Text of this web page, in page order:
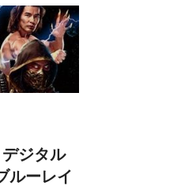
ジタル
ルーレイ